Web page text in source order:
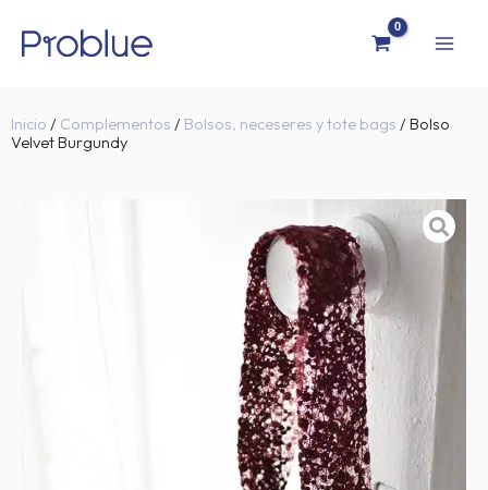
contenido
Inicio / Complementos / Bolsos, neceseres y tote bags / Bolso
Velvet Burgundy